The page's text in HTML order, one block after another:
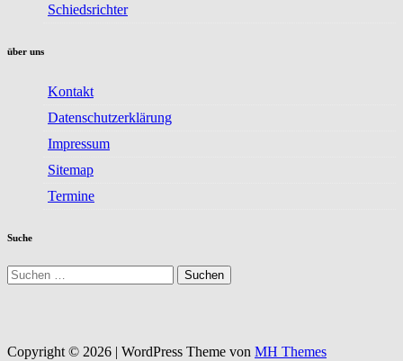
Schiedsrichter
über uns
Kontakt
Datenschutzerklärung
Impressum
Sitemap
Termine
Suche
Suchen
nach:
Copyright © 2026 | WordPress Theme von MH Themes